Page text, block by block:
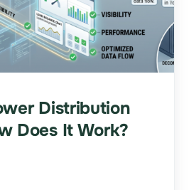
Distribution
Does It Work?